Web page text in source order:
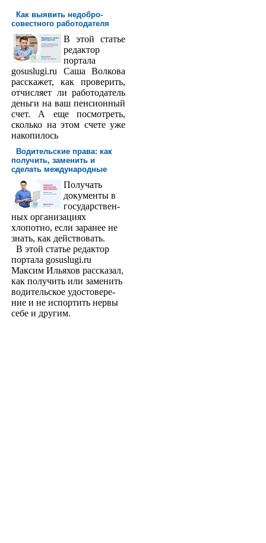
Как выявить недобро­
совестного работодателя
В этой статье
редактор
порта­ла
gosuslugi.ru Саша Волкова
расскажет, как проверить,
отчисляет ли работодатель
деньги на ваш пенсионный
счет. А еще посмотреть,
сколько на этом счете уже
накопилось
Водительские права: как
получить, заменить и
сделать международ­ные
Получать
доку­менты в
государствен­
ных организациях
хлопотно, если заранее не
знать, как действовать.
В этой статье редактор
портала gosuslugi.ru
Максим Ильяхов рассказал,
как получить или заменить
водительское удостовере­
ние и не испортить нервы
себе и другим.